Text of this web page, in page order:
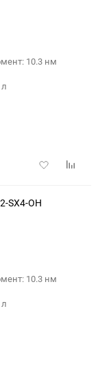
10.3 нм
Добавить
SX4-OH
10.3 нм